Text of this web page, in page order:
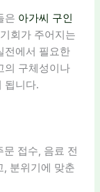
은 아가씨 구인
회가 주어지는
전에서 필요한
의 구체성이나
됩니다.
접수, 음료 전
, 분위기에 맞춘